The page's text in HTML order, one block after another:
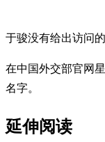
于骏没有给出访问
在中国外交部官网
名字。
延伸阅读